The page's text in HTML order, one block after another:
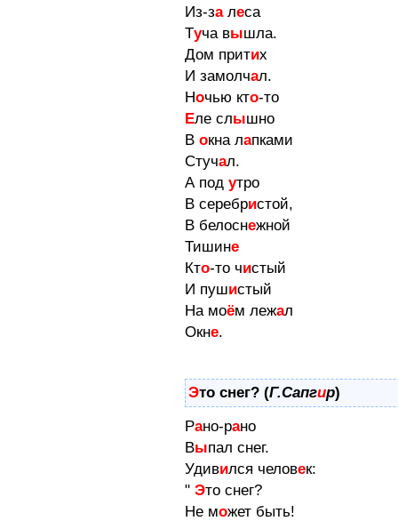
Из-залеса
Туча вышла.
Дом притих
И замолчал.
Ночью кто-то
Еле слышно
В окна лапками
Стучал.
А под утро
В серебристой,
В белоснежной
Тишине
Кто-то чистый
И пушистый
На моём лежал
Окне.
Это снег? (Г.Сапгир)
Рано-рано
Выпал снег.
Удивился человек:
" Это снег?
Не может быть!